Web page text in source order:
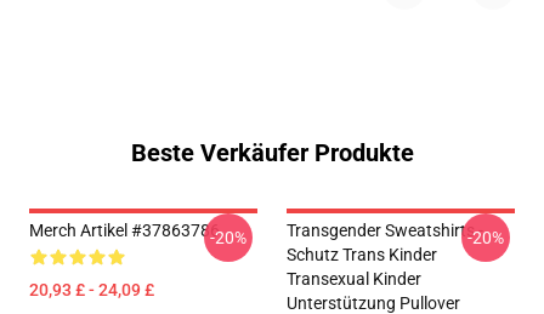
Beste Verkäufer Produkte
Merch Artikel #37863786
20,93 £ - 24,09 £
-20%
Transgender Sweatshirts -
Schutz Trans Kinder
Transexual Kinder
Unterstützung Pullover
-20%